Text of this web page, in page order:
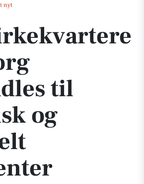
nyt
i Viborg forvandles til historisk og kulturelt
til
og